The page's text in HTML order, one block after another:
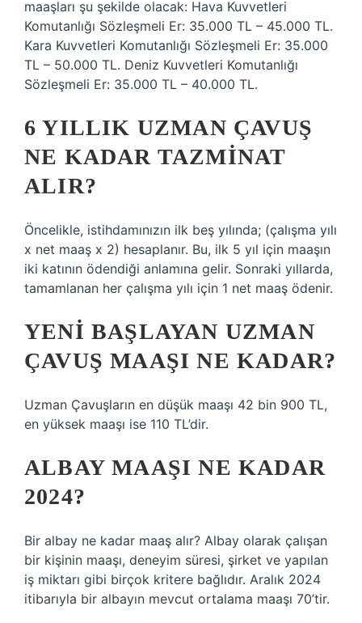
maaşları şu şekilde olacak: Hava Kuvvetleri
Komutanlığı Sözleşmeli Er: 35.000 TL – 45.000 TL.
Kara Kuvvetleri Komutanlığı Sözleşmeli Er: 35.000
TL – 50.000 TL. Deniz Kuvvetleri Komutanlığı
Sözleşmeli Er: 35.000 TL – 40.000 TL.
6 YILLIK UZMAN ÇAVUŞ
NE KADAR TAZMINAT
ALIR?
Öncelikle, istihdamınızın ilk beş yılında; (çalışma yılı
x net maaş x 2) hesaplanır. Bu, ilk 5 yıl için maaşın
iki katının ödendiği anlamına gelir. Sonraki yıllarda,
tamamlanan her çalışma yılı için 1 net maaş ödenir.
YENI BAŞLAYAN UZMAN
ÇAVUŞ MAAŞI NE KADAR?
Uzman Çavuşların en düşük maaşı 42 bin 900 TL,
en yüksek maaşı ise 110 TL’dir.
ALBAY MAAŞI NE KADAR
2024?
Bir albay ne kadar maaş alır? Albay olarak çalışan
bir kişinin maaşı, deneyim süresi, şirket ve yapılan
iş miktarı gibi birçok kritere bağlıdır. Aralık 2024
itibarıyla bir albayın mevcut ortalama maaşı 70’tir.